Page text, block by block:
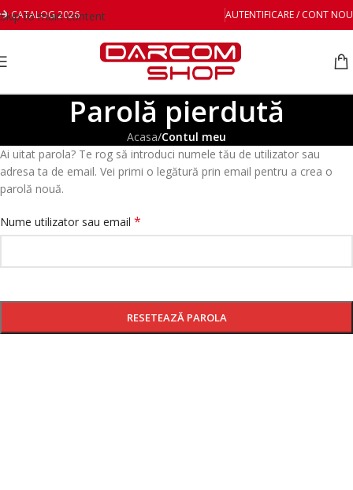
Skip to main content
CATALOG 2026 AUTENTIFICARE / CONT NOU
Parolă pierdută
Acasa/Contul meu
Ai uitat parola? Te rog să introduci numele tău de utilizator sau
adresa ta de email. Vei primi o legătură prin email pentru a crea o
parolă nouă.
Nume utilizator sau email *
RESETEAZĂ PAROLA